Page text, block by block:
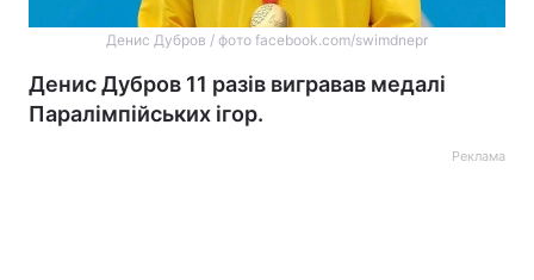
Денис Дубров / фото facebook.com/swimdnepr
Денис Дубров 11 разів вигравав медалі
Паралімпійських ігор.
Реклама